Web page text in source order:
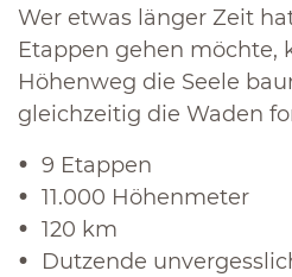
Wer etwas länger Zeit
Etappen gehen möchte,
Höhenweg die Seele
gleichzeitig die Waden
9 Etappen
11.000 Höhenmeter
120 km
Dutzende